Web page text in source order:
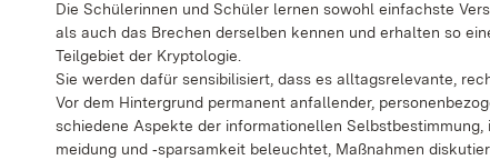
Die Schü­le­rin­nen und Schü­ler ler­nen so­wohl ein­fachs­te
als auch das Bre­chen der­sel­ben ken­nen und er­hal­ten so
Teil­ge­biet der Kryp­to­lo­gie.
Sie wer­den da­für sen­si­bi­li­siert, dass es all­tags­re­le­van­te,
Vor dem Hin­ter­grund per­ma­nent an­fal­len­der,
schie­de­ne As­pek­te der in­for­ma­tio­nel­len
mei­dung und ‑spar­sam­keit be­leuch­tet, Maß­nah­men